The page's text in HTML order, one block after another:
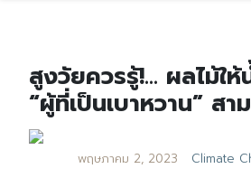
สูงวัยควรรู้!… ผลไม้ใ
“ผู้ที่เป็นเบาหวาน” สา
พฤษภาคม 2, 2023 Climate